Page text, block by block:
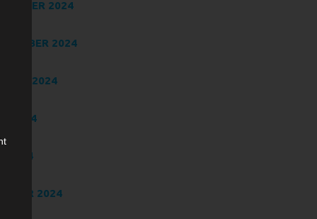
2024
2024
2024
2024
2024
2024